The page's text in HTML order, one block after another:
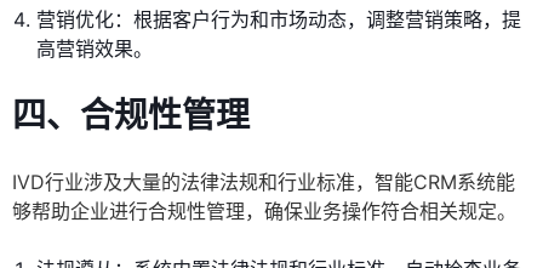
营销优化：根据客户行为和市场动态，调整营销策略，提
高营销效果。
四、合规性管理
IVD行业涉及大量的法律法规和行业标准，智能CRM系统能
够帮助企业进行合规性管理，确保业务操作符合相关规定。